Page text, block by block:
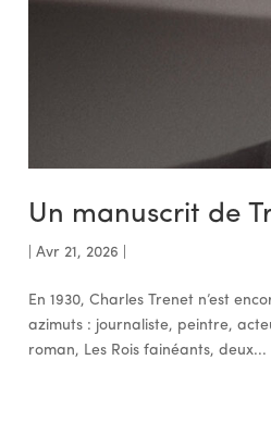
Un manuscrit de
|Avr 21, 2026
En 1930, Charles Trenet n’est
azimuts : journaliste, peintre,
roman, Les Rois fainéants, deux...